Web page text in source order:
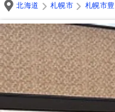
北海道
札幌市 札幌市